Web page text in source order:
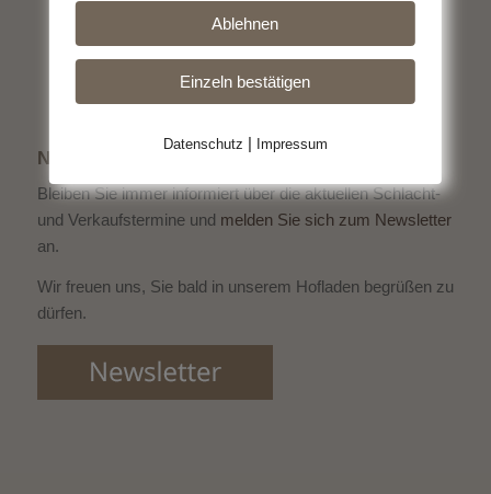
NEWSLETTER
Bleiben Sie immer informiert über die aktuellen Schlacht-
und Verkaufstermine und melden Sie sich zum Newsletter
an.
Wir freuen uns, Sie bald in unserem Hofladen begrüßen zu
dürfen.
Ablehnen
Einzeln bestätigen
Datenschutz | Impressum